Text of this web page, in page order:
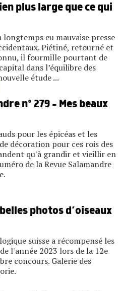
plus large que ce qui
eu mauvaise presse
Piétiné, retourné et
il fourmille pourtant de
dans l’équilibre des
étude ...
n° 279 – Mes beaux
pour les épicéas et les
décoration pour ces rois des
qu'à grandir et vieillir en
de la Revue Salamandre
photos d’oiseaux
suisse a récompensé les
l'année 2023 lors de la 12e
concours. Galerie des